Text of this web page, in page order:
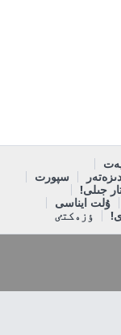
دىزەتەر
سپورت
جىلى!
ۇلت ايناسى
ٶزەكتٸ